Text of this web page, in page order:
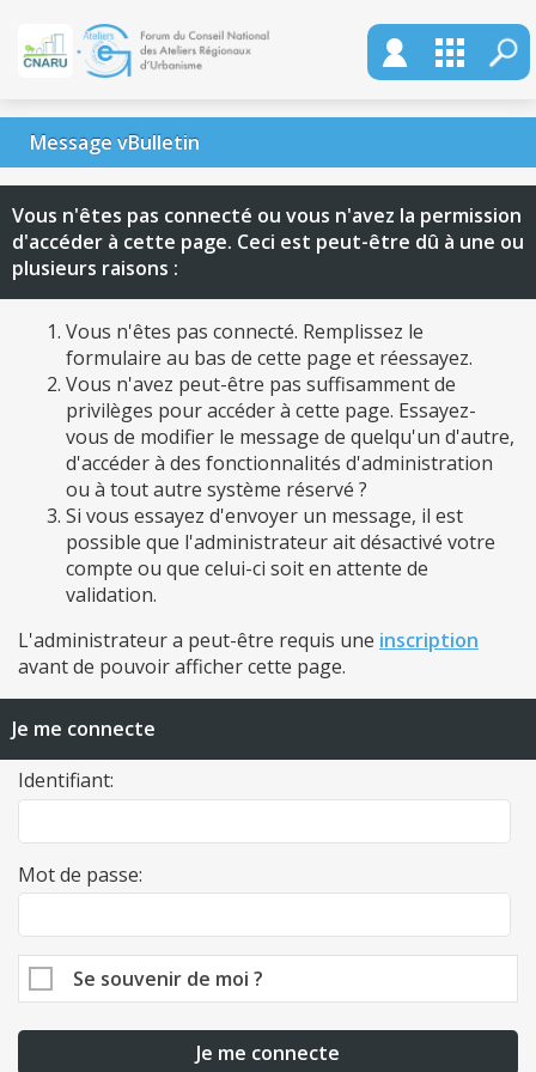
Message vBulletin
Vous n'êtes pas connecté ou vous n'avez la permission
d'accéder à cette page. Ceci est peut-être dû à une ou
plusieurs raisons :
Vous n'êtes pas connecté. Remplissez le
formulaire au bas de cette page et réessayez.
Vous n'avez peut-être pas suffisamment de
privilèges pour accéder à cette page. Essayez-
vous de modifier le message de quelqu'un d'autre,
d'accéder à des fonctionnalités d'administration
ou à tout autre système réservé ?
Si vous essayez d'envoyer un message, il est
possible que l'administrateur ait désactivé votre
compte ou que celui-ci soit en attente de
validation.
L'administrateur a peut-être requis une inscription
avant de pouvoir afficher cette page.
Je me connecte
Identifiant:
Mot de passe:
Se souvenir de moi ?
Je me connecte